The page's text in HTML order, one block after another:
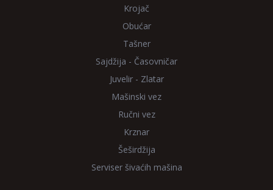
Krojač
Obućar
Tašner
Sajdžija - Časovničar
Juvelir - Zlatar
Mašinski vez
Ručni vez
Krznar
Šeširdžija
Serviser šivaćih mašina